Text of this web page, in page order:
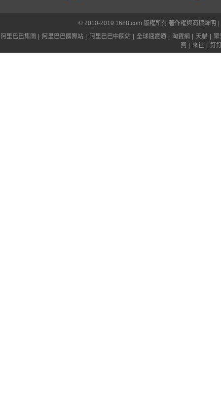
© 2010-2019 1688.com 版權所有 著作權與商標聲明
阿里巴巴集團
阿里巴巴國際站 阿里巴巴中國站 全球速賣通 淘寶網 天貓
聚
寶
來往 釘